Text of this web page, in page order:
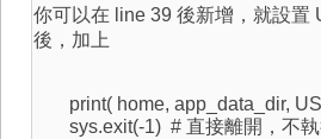
你可以在 line 39 後新增，就設置
後，加上
print( home, app_data_dir,
sys.exit(-1) # 直接離開，不執